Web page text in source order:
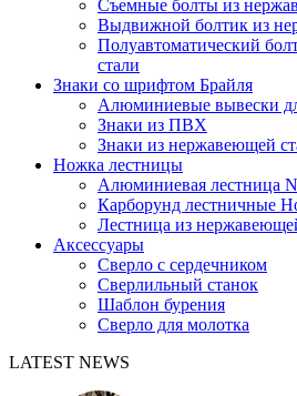
Съемные болты из
Выдвижной болтик из
Полуавтоматический
стали
Знаки со шрифтом Брайля
Алюминиевые вывески
Знаки из ПВХ
Знаки из нержавеющей
Ножка лестницы
Алюминиевая лестница
Карборунд лестничные
Лестница из
Аксессуары
Сверло с сердечником
Сверлильный станок
Шаблон бурения
Сверло для молотка
LATEST NEWS